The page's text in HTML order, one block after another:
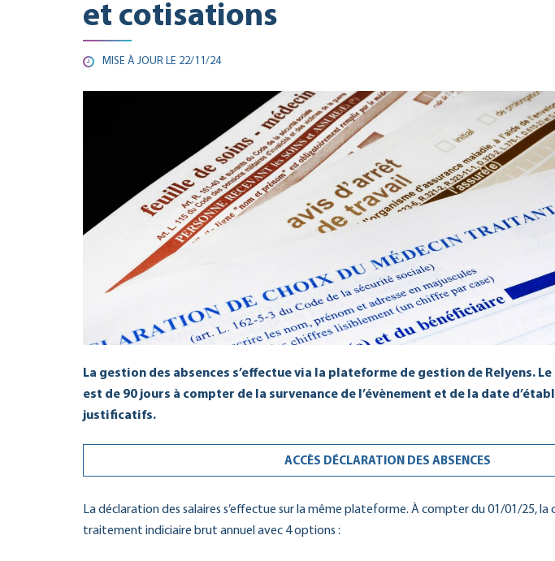
et cotisations
MISE À JOUR LE 22/11/24
La gestion des absences s’effectue via la plateforme de gestion de Relyens.
est de 90 jours à compter de la survenance de l’évènement et de la date
justificatifs.
ACCÈS DÉCLARATION DES ABSENCES
La déclaration des salaires s’effectue sur la même plateforme. À compter du 01/01/25, la
traitement indiciaire brut annuel avec 4 options :